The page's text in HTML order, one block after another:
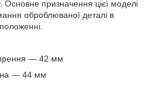
Основне призначення цієї моделі
оброблюваної деталі в
— 42 мм
— 44 мм